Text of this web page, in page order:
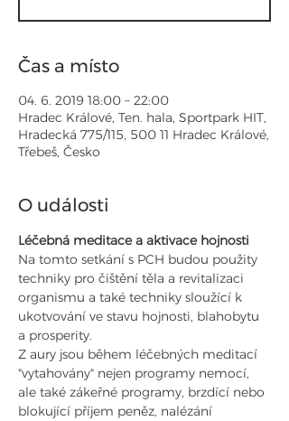
Čas a místo
04. 6. 2019 18:00 – 22:00
Hradec Králové, Ten. hala, Sportpark HIT,
Hradecká 775/115, 500 11 Hradec Králové,
Třebeš, Česko
O události
Léčebná meditace a aktivace hojnosti
Na tomto setkání s PCH budou použity
techniky pro čištění těla a revitalizaci
organismu a také techniky sloužící k
ukotvování ve stavu hojnosti, blahobytu
a prosperity.
Z aury jsou během léčebných meditací
"vytahovány" nejen programy nemocí,
ale také zákeřné programy, brzdící nebo
blokující příjem peněz, nalézání